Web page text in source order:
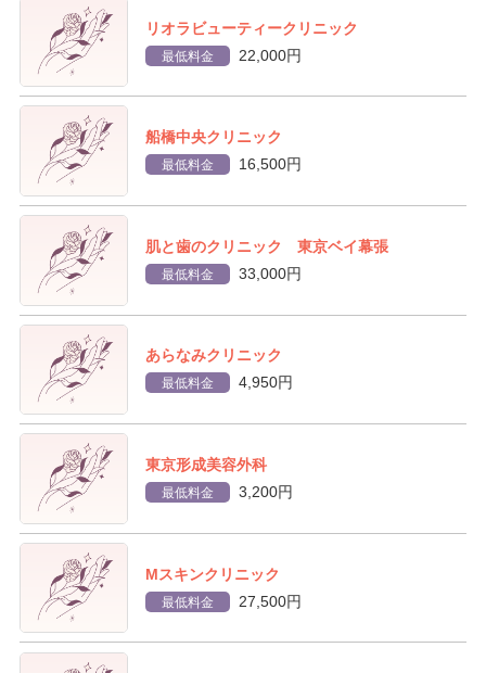
リオラビューティークリニック
最低料金 22,000円
船橋中央クリニック
最低料金 16,500円
肌と歯のクリニック 東京ベイ幕張
最低料金 33,000円
あらなみクリニック
最低料金 4,950円
東京形成美容外科
最低料金 3,200円
Mスキンクリニック
最低料金 27,500円